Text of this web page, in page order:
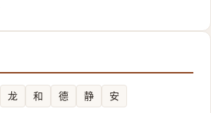
龙 和 德 静 安